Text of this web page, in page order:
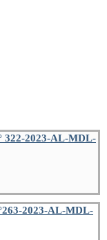
322-2023-AL-MDL-
2023-AL-MDL-